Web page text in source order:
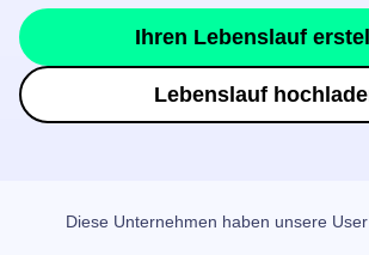
Ihren Lebenslauf
Lebenslauf
Diese Unternehmen haben unsere